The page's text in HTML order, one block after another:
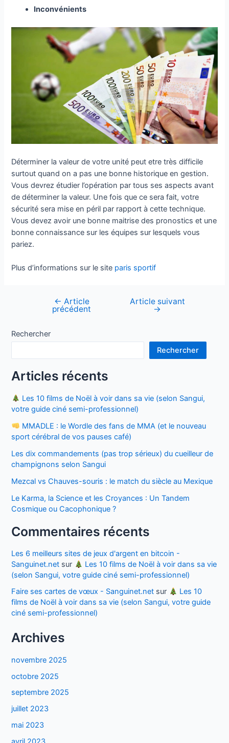
Inconvénients
Déterminer la valeur de votre unité peut etre très difficile
surtout quand on a pas une bonne historique en gestion.
Vous devrez étudier l’opération par tous ses aspects avant
de déterminer la valeur. Une fois que ce sera fait, votre
sécurité sera mise en péril par rapport à cette technique.
Vous devez avoir une bonne maitrise des pronostics et une
bonne connaissance sur les équipes sur lesquels vous
pariez.
Plus d’informations sur le site paris sportif
Navigation
← Article
précédent
Article suivant
→
Rechercher
Rechercher
Articles récents
Les 10 films de Noël à voir dans sa vie (selon Sangui,
votre guide ciné semi-professionnel)
MMADLE : le Wordle des fans de MMA (et le nouveau
sport cérébral de vos pauses café)
Les dix commandements (pas trop sérieux) du cueilleur de
champignons selon Sangui
Mezcal vs Chauves-souris : le match du siècle au Mexique
Le Karma, la Science et les Croyances : Un Tandem
Cosmique ou Cacophonique ?
Commentaires récents
Les 6 meilleurs sites de jeux d'argent en bitcoin -
Sanguinet.net sur
Les 10 films de Noël à voir dans sa vie
(selon Sangui, votre guide ciné semi-professionnel)
Faire ses cartes de vœux - Sanguinet.net sur
Les 10
films de Noël à voir dans sa vie (selon Sangui, votre guide
ciné semi-professionnel)
Archives
novembre 2025
octobre 2025
septembre 2025
juillet 2023
mai 2023